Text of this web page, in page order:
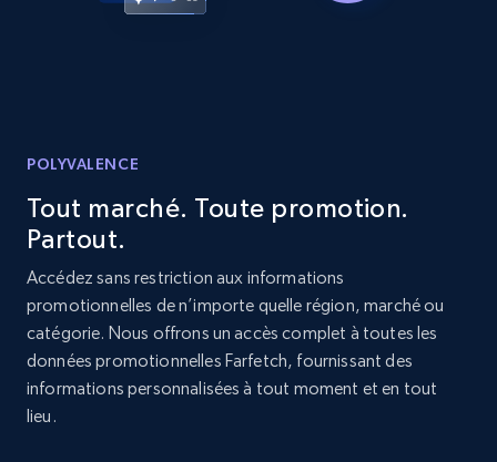
price, Currency, Availability, Reviews count, and
Etsy
URL, Product id, Listing inventory id, Title, Rating,
price, and more.
1.9K+ 323+ Commencer
POLYVALENCE
Tout marché. Toute promotion.
Partout.
Accédez sans restriction aux informations
promotionnelles de n’importe quelle région, marché ou
catégorie. Nous offrons un accès complet à toutes les
données promotionnelles Farfetch, fournissant des
informations personnalisées à tout moment et en tout
lieu.